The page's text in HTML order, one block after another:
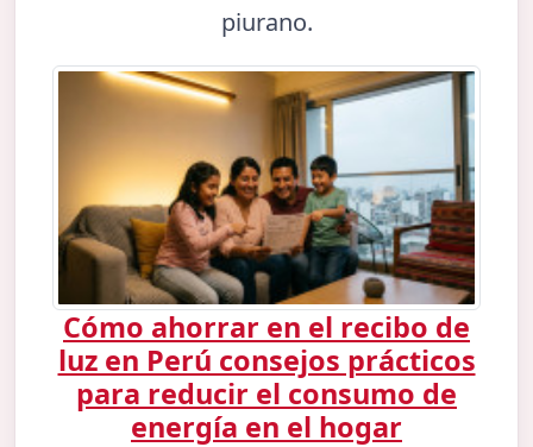
piurano.
Cómo ahorrar en el recibo de
luz en Perú consejos prácticos
para reducir el consumo de
energía en el hogar